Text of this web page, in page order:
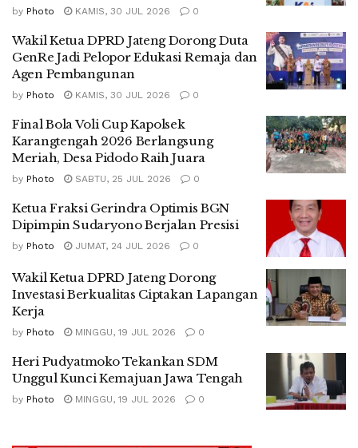
by Photo KAMIS, 30 JUL 2026 0
Wakil Ketua DPRD Jateng Dorong Duta
GenRe Jadi Pelopor Edukasi Remaja dan
Agen Pembangunan
by Photo KAMIS, 30 JUL 2026 0
Final Bola Voli Cup Kapolsek
Karangtengah 2026 Berlangsung
Meriah, Desa Pidodo Raih Juara
by Photo SABTU, 25 JUL 2026 0
Ketua Fraksi Gerindra Optimis BGN
Dipimpin Sudaryono Berjalan Presisi
by Photo JUMAT, 24 JUL 2026 0
Wakil Ketua DPRD Jateng Dorong
Investasi Berkualitas Ciptakan Lapangan
Kerja
by Photo MINGGU, 19 JUL 2026 0
Heri Pudyatmoko Tekankan SDM
Unggul Kunci Kemajuan Jawa Tengah
by Photo MINGGU, 19 JUL 2026 0